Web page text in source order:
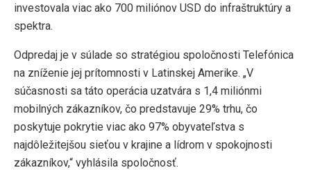
investovala viac ako 700 miliónov USD do infraštruktúry a
spektra.
Odpredaj je v súlade so stratégiou spoločnosti Telefónica
na zníženie jej prítomnosti v Latinskej Amerike. „V
súčasnosti sa táto operácia uzatvára s 1,4 miliónmi
mobilných zákazníkov, čo predstavuje 29% trhu, čo
poskytuje pokrytie viac ako 97% obyvateľstva s
najdôležitejšou sieťou v krajine a lídrom v spokojnosti
zákazníkov,“ vyhlásila spoločnosť.